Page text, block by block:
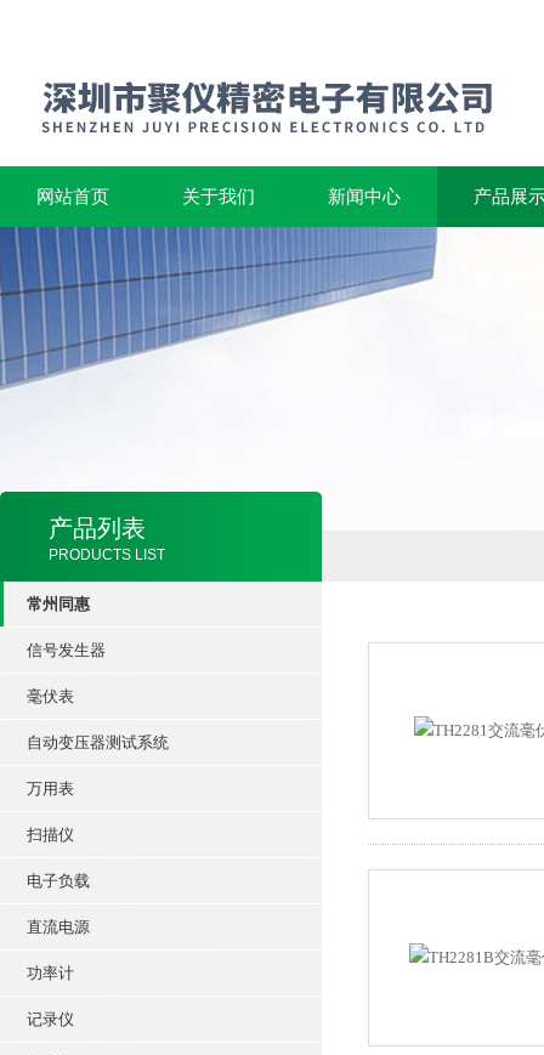
网站首页 关于我们 新闻中心 产品展
产品列表
PRODUCTS LIST
常州同惠
信号发生器
毫伏表
自动变压器测试系统
万用表
扫描仪
电子负载
直流电源
功率计
记录仪